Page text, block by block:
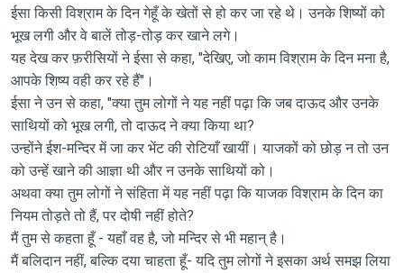
ईसा किसी विश्राम के दिन गेहूँ के खेतों से हो कर जा रहे थे। उनके शिष्यों को
भूख लगी और वे बालें तोड़-तोड़ कर खाने लगे।
यह देख कर फ़रीसियों ने ईसा से कहा, "देखिए, जो काम विश्राम के दिन मना है,
आपके शिष्य वही कर रहे हैं"।
ईसा ने उन से कहा, "क्या तुम लोगों ने यह नहीं पढ़ा कि जब दाऊद और उनके
साथियों को भूख लगी, तो दाऊद ने क्या किया था?
उन्होंने ईश-मन्दिर में जा कर भेंट की रोटियाँ खायीं। याजकों को छोड़ न तो उन
को उन्हें खाने की आज्ञा थी और न उनके साथियों को।
अथवा क्या तुम लोगों ने संहिता में यह नहीं पढ़ा कि याजक विश्राम के दिन का
नियम तोड़ते तो हैं, पर दोषी नहीं होते?
मैं तुम से कहता हूँ - यहाँ वह है, जो मन्दिर से भी महान् है।
मैं बलिदान नहीं, बल्कि दया चाहता हूँ- यदि तुम लोगों ने इसका अर्थ समझ लिया